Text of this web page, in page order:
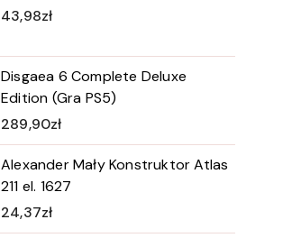
43,98zł
Disgaea 6 Complete Deluxe
Edition (Gra PS5)
289,90zł
Alexander Mały Konstruktor Atlas
211 el. 1627
24,37zł